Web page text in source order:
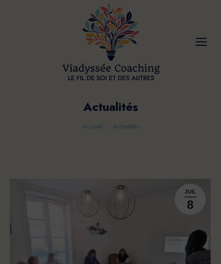
Actualités
Vous êtes ici :
Accueil Actualités
JUIL
8